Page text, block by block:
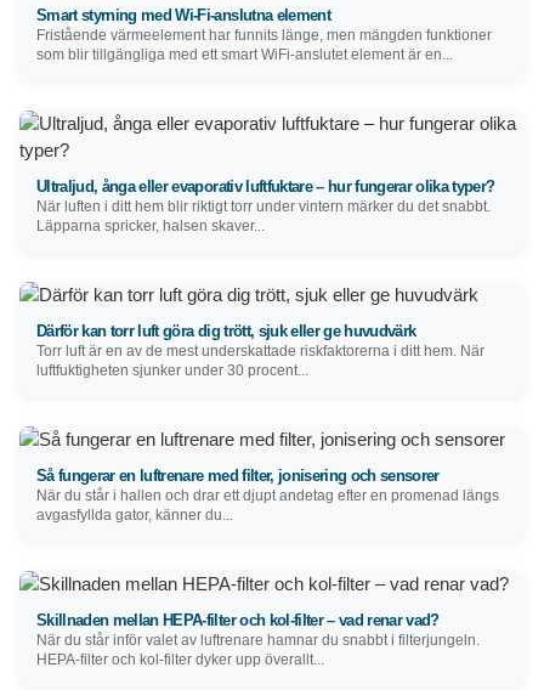
Smart styrning med Wi-Fi-anslutna element
Fristående värmeelement har funnits länge, men mängden funktioner
som blir tillgängliga med ett smart WiFi-anslutet element är en...
Ultraljud, ånga eller evaporativ luftfuktare – hur fungerar olika typer?
När luften i ditt hem blir riktigt torr under vintern märker du det snabbt.
Läpparna spricker, halsen skaver...
Därför kan torr luft göra dig trött, sjuk eller ge huvudvärk
Torr luft är en av de mest underskattade riskfaktorerna i ditt hem. När
luftfuktigheten sjunker under 30 procent...
Så fungerar en luftrenare med filter, jonisering och sensorer
När du står i hallen och drar ett djupt andetag efter en promenad längs
avgasfyllda gator, känner du...
Skillnaden mellan HEPA-filter och kol-filter – vad renar vad?
När du står inför valet av luftrenare hamnar du snabbt i filterjungeln.
HEPA-filter och kol-filter dyker upp överallt...